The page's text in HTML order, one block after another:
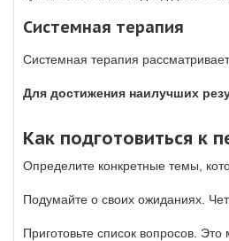
Системная терапия
Системная терапия
Для достижения наилучших
Как подготовиться к
Определите конкретные темы,
Подумайте о своих ожиданиях.
Приготовьте список вопросов.